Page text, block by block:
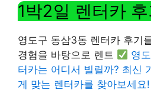
1박2일 렌터카 후
영도구 동삼3동 렌터카 후기
경험을 바탕으로 렌트
영
터카는 어디서 빌릴까? 최신
게 맞는 렌터카를 찾아보세요!